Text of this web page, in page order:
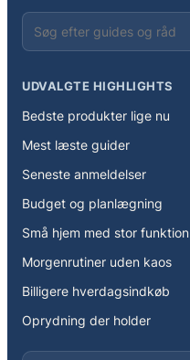
UDVALGTE HIGHLIGHTS
Bedste produkter lige nu
Mest læste guider
Seneste anmeldelser
Budget og planlægning
Små hjem med stor funktion
Morgenrutiner uden kaos
Billigere hverdagsindkøb
Oprydning der holder